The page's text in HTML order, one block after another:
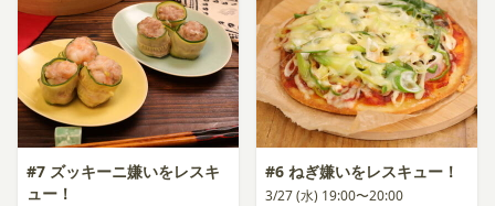
#7 ズッキーニ嫌いをレスキ
ュー！
#6 ねぎ嫌いをレスキュー！
3/27 (水) 19:00〜20:00